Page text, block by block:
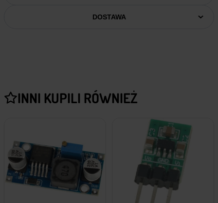
DOSTAWA
INNI KUPILI RÓWNIEŻ